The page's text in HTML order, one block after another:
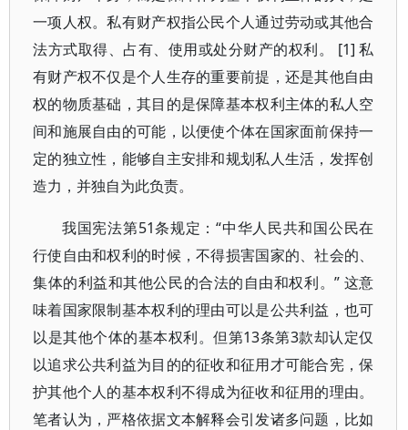
一项人权。私有财产权指公民个人通过劳动或其他合
法方式取得、占有、使用或处分财产的权利。 [1] 私
有财产权不仅是个人生存的重要前提，还是其他自由
权的物质基础，其目的是保障基本权利主体的私人空
间和施展自由的可能，以便使个体在国家面前保持一
定的独立性，能够自主安排和规划私人生活，发挥创
造力，并独自为此负责。
我国宪法第51条规定：“中华人民共和国公民在
行使自由和权利的时候，不得损害国家的、社会的、
集体的利益和其他公民的合法的自由和权利。” 这意
味着国家限制基本权利的理由可以是公共利益，也可
以是其他个体的基本权利。但第13条第3款却认定仅
以追求公共利益为目的的征收和征用才可能合宪，保
护其他个人的基本权利不得成为征收和征用的理由。
笔者认为，严格依据文本解释会引发诸多问题，比如